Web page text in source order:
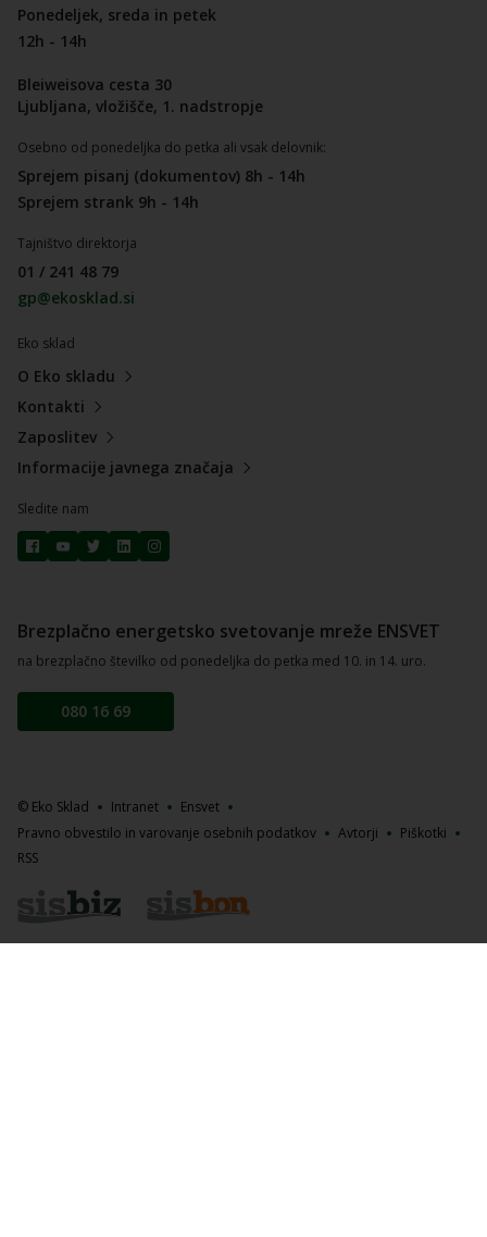
Ponedeljek, sreda in petek
12h - 14h
Bleiweisova cesta 30
Ljubljana, vložišče, 1. nadstropje
Osebno od ponedeljka do petka ali vsak delovnik:
Sprejem pisanj (dokumentov) 8h - 14h
Sprejem strank 9h - 14h
Tajništvo direktorja
01 / 241 48 79
gp@ekosklad.si
Eko sklad
O Eko skladu
Kontakti
Zaposlitev
Informacije javnega značaja
Sledite nam
Brezplačno energetsko svetovanje mreže ENSVET
na brezplačno številko od ponedeljka do petka med 10. in 14. uro.
080 16 69
© Eko Sklad Intranet
Ensvet
Pravno obvestilo in varovanje osebnih podatkov
Avtorji
Piškotki
RSS